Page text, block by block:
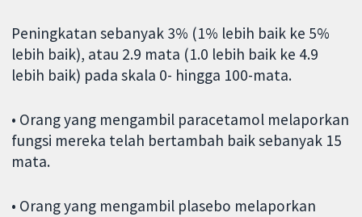
Peningkatan sebanyak 3% (1% lebih baik ke 5%
lebih baik), atau 2.9 mata (1.0 lebih baik ke 4.9
lebih baik) pada skala 0- hingga 100-mata.
• Orang yang mengambil paracetamol melaporkan
fungsi mereka telah bertambah baik sebanyak 15
mata.
• Orang yang mengambil plasebo melaporkan